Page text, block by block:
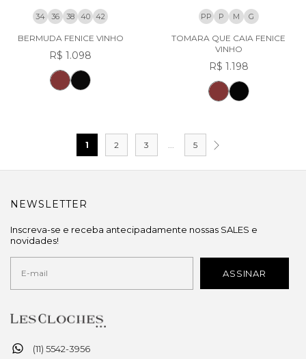
34 36 38 40 42
BERMUDA FENICE VINHO
R$ 1.098
PP P M G
TOMARA QUE CAIA FENICE
VINHO
R$ 1.198
1 2 3 ... 5
(11) 5542-3956
NEWSLETTER
Inscreva-se e receba antecipadamente nossas SALES e
novidades!